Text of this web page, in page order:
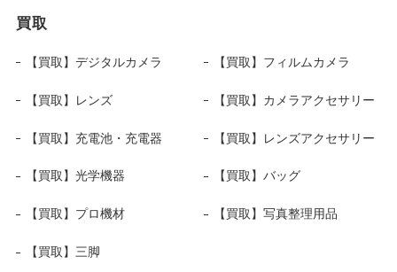
買取
【買取】デジタルカメラ 【買取】フィルムカメラ
【買取】レンズ 【買取】カメラアクセサリー
【買取】充電池・充電器 【買取】レンズアクセサリー
【買取】光学機器 【買取】バッグ
【買取】プロ機材 【買取】写真整理用品
【買取】三脚